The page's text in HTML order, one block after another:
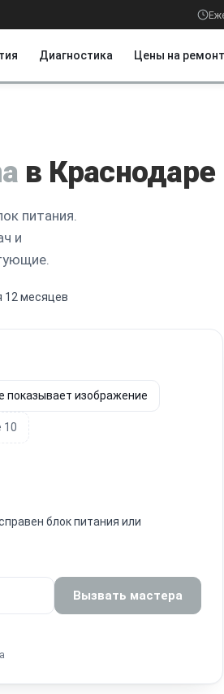
Диагностика Цены на ремонт
в Краснодаре
питания.
и
12 месяцев
показывает изображение
10
блок питания или
Вызвать мастера